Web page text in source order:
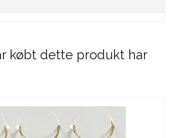
købt dette produkt har